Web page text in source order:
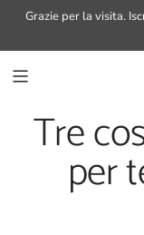
CONTENUTO
Grazie per la visita.
Tre
per